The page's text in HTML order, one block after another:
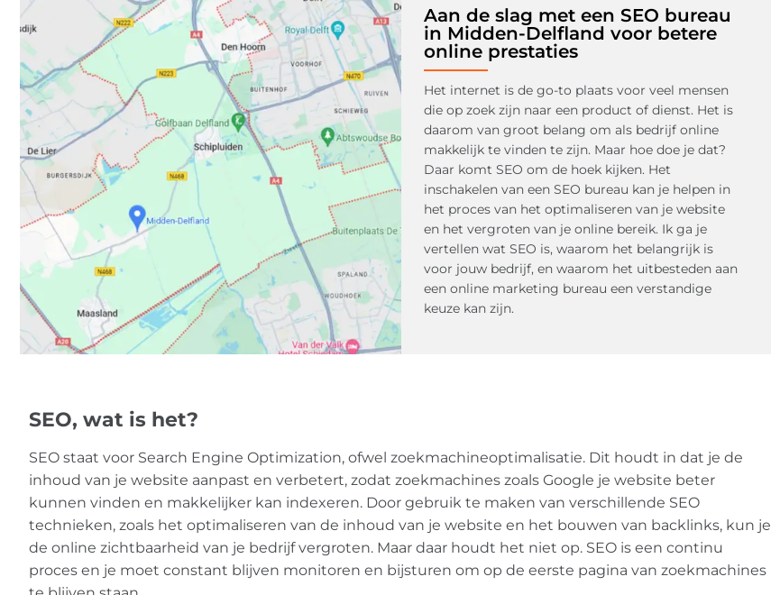
Aan de slag met een SEO bureau
in Midden-Delfland voor betere
online prestaties
Het internet is de go-to plaats voor veel mensen
die op zoek zijn naar een product of dienst. Het is
daarom van groot belang om als bedrijf online
makkelijk te vinden te zijn. Maar hoe doe je dat?
Daar komt SEO om de hoek kijken. Het
inschakelen van een SEO bureau kan je helpen in
het proces van het optimaliseren van je website
en het vergroten van je online bereik. Ik ga je
vertellen wat SEO is, waarom het belangrijk is
voor jouw bedrijf, en waarom het uitbesteden aan
een online marketing bureau een verstandige
keuze kan zijn.
SEO, wat is het?
SEO staat voor Search Engine Optimization, ofwel zoekmachineoptimalisatie. Dit houdt in dat je de
inhoud van je website aanpast en verbetert, zodat zoekmachines zoals Google je website beter
kunnen vinden en makkelijker kan indexeren. Door gebruik te maken van verschillende SEO
technieken, zoals het optimaliseren van de inhoud van je website en het bouwen van backlinks, kun je
de online zichtbaarheid van je bedrijf vergroten. Maar daar houdt het niet op. SEO is een continu
proces en je moet constant blijven monitoren en bijsturen om op de eerste pagina van zoekmachines